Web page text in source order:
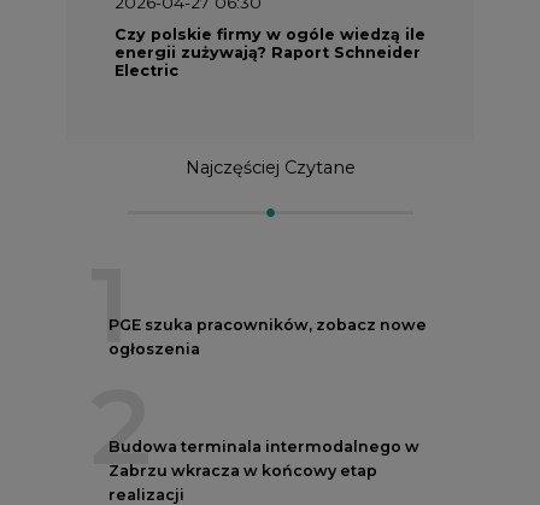
Czy polskie firmy w ogóle wiedzą ile
energii zużywają? Raport Schneider
Electric
Najczęściej Czytane
1
PGE szuka pracowników, zobacz nowe
ogłoszenia
2
Budowa terminala intermodalnego w
Zabrzu wkracza w końcowy etap
realizacji